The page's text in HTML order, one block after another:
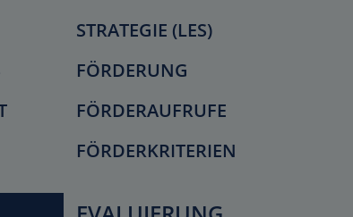
STRATEGIE (LES)
FÖRDERUNG
FÖRDERAUFRUFE
FÖRDERKRITERIEN